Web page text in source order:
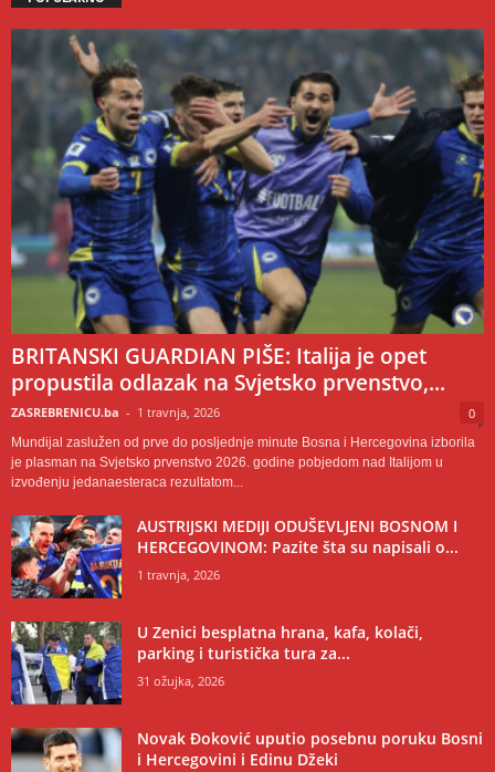
BRITANSKI GUARDIAN PIŠE: Italija je opet
propustila odlazak na Svjetsko prvenstvo,...
ZASREBRENICU.ba - 1 travnja, 2026 0
Mundijal zaslužen od prve do posljednje minute Bosna i Hercegovina izborila
je plasman na Svjetsko prvenstvo 2026. godine pobjedom nad Italijom u
izvođenju jedanaesteraca rezultatom...
AUSTRIJSKI MEDIJI ODUŠEVLJENI BOSNOM I
HERCEGOVINOM: Pazite šta su napisali o...
1 travnja, 2026
U Zenici besplatna hrana, kafa, kolači,
parking i turistička tura za...
31 ožujka, 2026
Novak Đoković uputio posebnu poruku Bosni
i Hercegovini i Edinu Džeki